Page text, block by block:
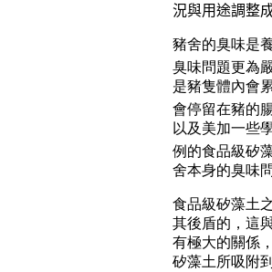
況與用途調整
豬舍的臭味是
臭味問題更為
是豬隻體內會
會停留在豬的
以及美加一些
例的食品級矽
舍本身的臭味
食品級矽藻土
其後盾的，這
有極大的關係
矽藻土所吸附